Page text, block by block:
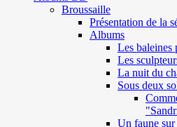
Broussaille
Présentation de la
Albums
Les baleines
Les
La nuit du
Sous deux
Un faune